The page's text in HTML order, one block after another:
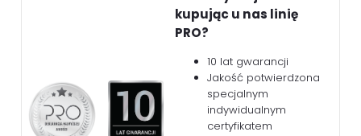
kupując u nas linię
PRO?
10 lat gwarancji
Jakość potwierdzona
specjalnym
indywidualnym
certyfikatem